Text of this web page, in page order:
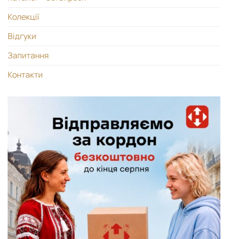
Колекції
Відгуки
Запитання
Контакти